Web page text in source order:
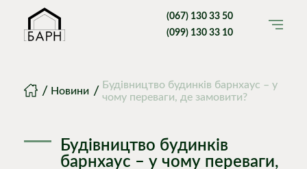
(067) 130 33 50
(099) 130 33 10
ГоловнаНовини
Будівництво будинків барнхаус – у
чому переваги, де замовити?
Будівництво будинків
барнхаус – у чому переваги,